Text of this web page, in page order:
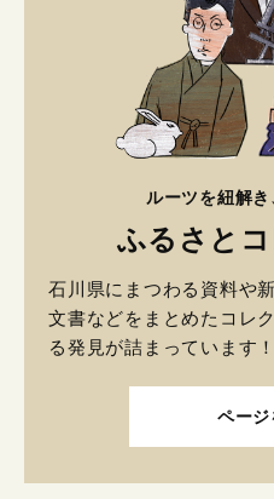
ルーツを紐解
ふるさと
石川県にまつわる資料や
文書などをまとめたコレ
る発見が詰まっています！
ページ